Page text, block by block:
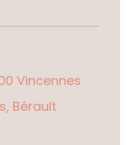
Vincennes
Bérault